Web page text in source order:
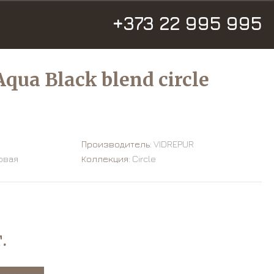
+373 22 995 995
Black blend circle
Производитель: VIDREPUR
Коллекция: Circle